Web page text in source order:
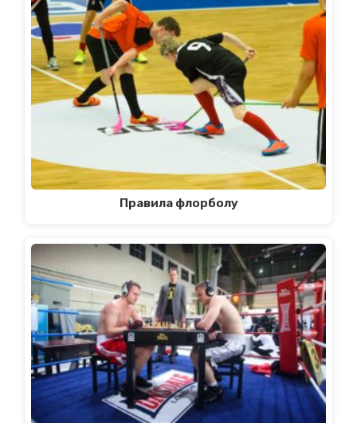
Правила флорболу